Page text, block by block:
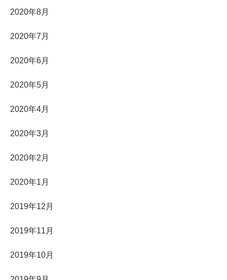
2020年8月
2020年7月
2020年6月
2020年5月
2020年4月
2020年3月
2020年2月
2020年1月
2019年12月
2019年11月
2019年10月